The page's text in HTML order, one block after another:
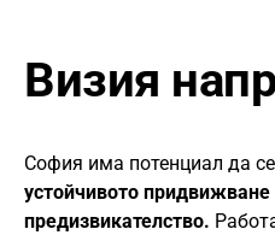
Визия
София има потенциал да
устойчивото придвижване
предизвикателство.